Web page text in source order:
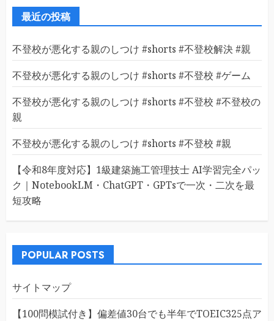
最近の投稿
不登校が悪化する親のしつけ #shorts #不登校解決 #親
不登校が悪化する親のしつけ #shorts #不登校 #ゲーム
不登校が悪化する親のしつけ #shorts #不登校 #不登校の
親
不登校が悪化する親のしつけ #shorts #不登校 #親
【令和8年度対応】1級建築施工管理技士 AI学習完全パッ
ク｜NotebookLM・ChatGPT・GPTsで一次・二次を最
短攻略
POPULAR POSTS
サイトマップ
【100問模試付き】偏差値30台でも半年でTOEIC325点ア